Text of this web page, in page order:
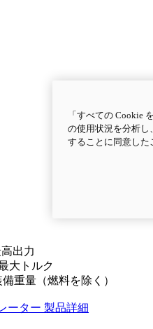
出力
大トルク
備重量（燃料を除く）
ーター 製品詳細
「すべての Cookie
の使用状況を分析し
することに同意し